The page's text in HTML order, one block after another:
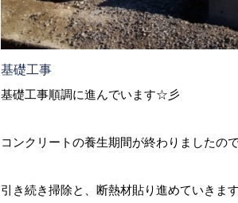
基礎工事
基礎工事順調に進んでいます☆彡
コンクリートの養生期間が終わりましたの
引き続き掃除と、断熱材貼り進めていきます